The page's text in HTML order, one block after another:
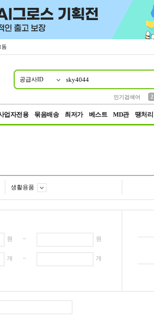
돔
공급사ID
인기검색어
2
업자전용 묶음배송 최저가 베스트 MD관 땡처리
생활용품
원 ~ 원
개 ~ 개